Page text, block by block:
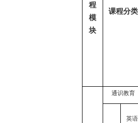
程
模
块
课程分类
通识教育
英语